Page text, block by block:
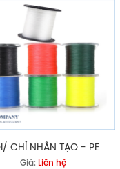
CHỈ NHÂN TẠO - PE
Giá: Liên hệ